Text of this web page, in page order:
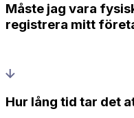
Måste jag vara
registrera mitt
Hur lång tid tar det